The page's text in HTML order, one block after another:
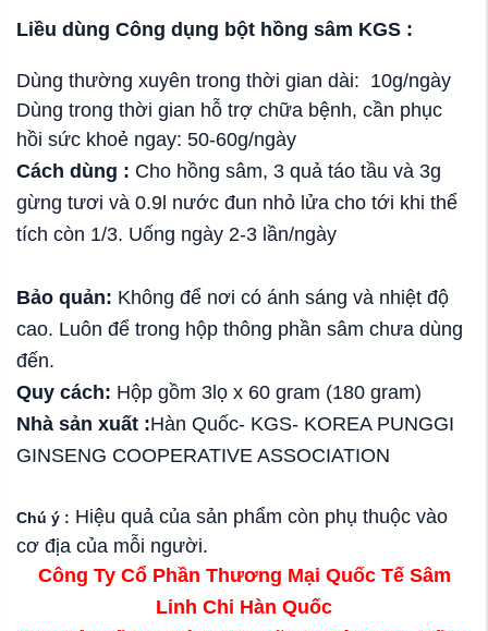
Liều dùng Công dụng bột hồng sâm KGS :
Dùng thường xuyên trong thời gian dài: 10g/ngày
Dùng trong thời gian hỗ trợ chữa bệnh, cần phục
hồi sức khoẻ ngay: 50-60g/ngày
Cách dùng : Cho hồng sâm, 3 quả táo tầu và 3g
gừng tươi và 0.9l nước đun nhỏ lửa cho tới khi thể
tích còn 1/3. Uống ngày 2-3 lần/ngày
Bảo quản: Không để nơi có ánh sáng và nhiệt độ
cao. Luôn để trong hộp thông phần sâm chưa dùng
đến.
Quy cách: Hộp gồm 3lọ x 60 gram (180 gram)
Nhà sản xuất :Hàn Quốc- KGS- KOREA PUNGGI
GINSENG COOPERATIVE ASSOCIATION
Chú ý : Hiệu quả của sản phẩm còn phụ thuộc vào
cơ địa của mỗi người.
Công Ty Cổ Phần Thương Mại Quốc Tế Sâm
Linh Chi Hàn Quốc